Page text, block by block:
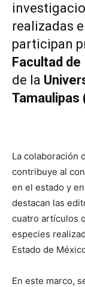
realizadas
participan
Facultad
de la
Tamaulipas
La colaboración
contribuye al
en el estado y
destacan las
cuatro artículos
especies
Estado de
En este marco,